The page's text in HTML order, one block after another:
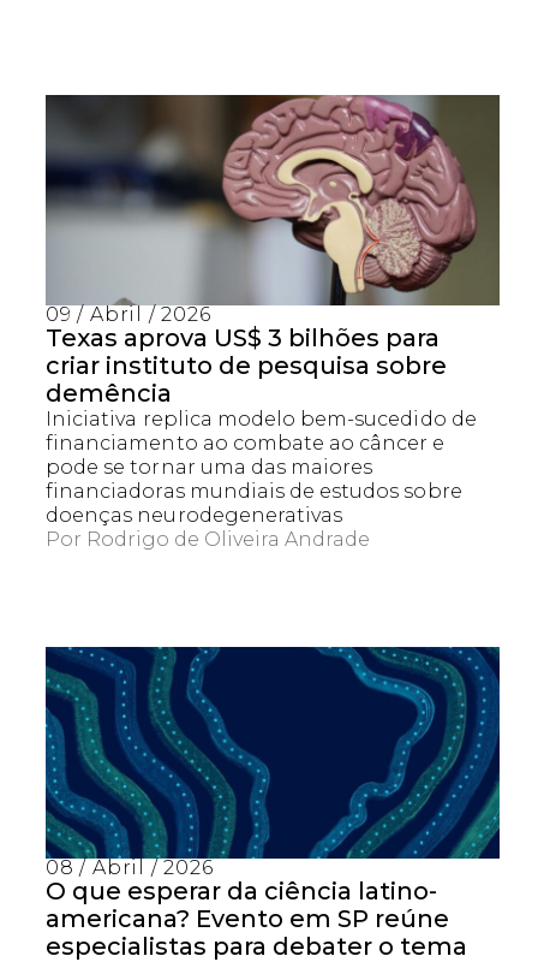
09 / Abril / 2026
Texas aprova US$ 3 bilhões para
criar instituto de pesquisa sobre
demência
Iniciativa replica modelo bem-sucedido de
financiamento ao combate ao câncer e
pode se tornar uma das maiores
financiadoras mundiais de estudos sobre
doenças neurodegenerativas
Por Rodrigo de Oliveira Andrade
08 / Abril / 2026
O que esperar da ciência latino-
americana? Evento em SP reúne
especialistas para debater o tema